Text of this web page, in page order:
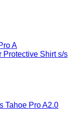
Tahoe Pro A2.0